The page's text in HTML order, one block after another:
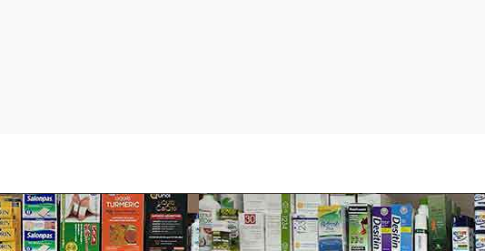
ThermaCare HeatWraps Neck, Wrist and
tỏa ra tác động tại nơi dán, để giảm các cơn đau và tăng tốc độ làm
với form dáng từng người.